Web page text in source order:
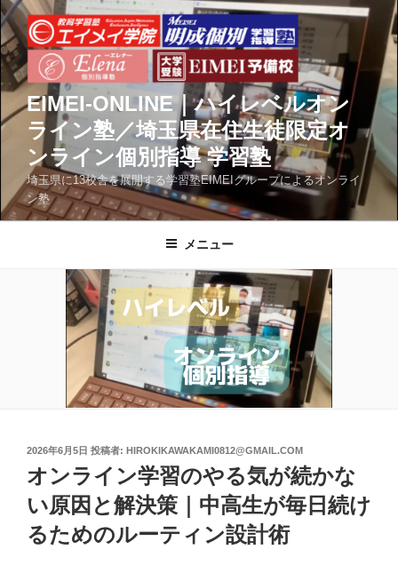
コ
ン
テ
ン
ツ
へ
プ
EIMEI-ONLINE｜ハイレベルオン
ライン塾／埼玉県在住生徒限定オ
ンライン個別指導 学習塾
埼玉県に13校舎を展開する学習塾EIMEIグループによるオンライ
ン塾
メニュー
投
日:
2026年6月5日 投稿者: HIROKIKAWAKAMI0812@GMAIL.COM
オンライン学習のやる気が続かな
い原因と解決策｜中高生が毎日続け
るためのルーティン設計術